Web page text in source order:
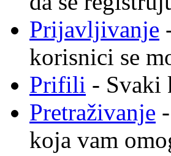
Prijavljivanje
korisnici se
Prifili - Svaki
Pretraživanje
koja vam